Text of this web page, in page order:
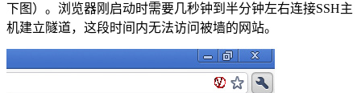
下图）。浏览器刚启动时需要几秒钟到半分钟左右连接SSH主
机建立隧道，这段时间内无法访问被墙的网站。